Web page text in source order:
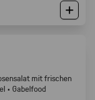
mit frischen
· Gabelfood